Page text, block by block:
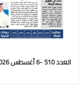
العدد 510 -6 أغسطس 2026 - السنة الثالثة